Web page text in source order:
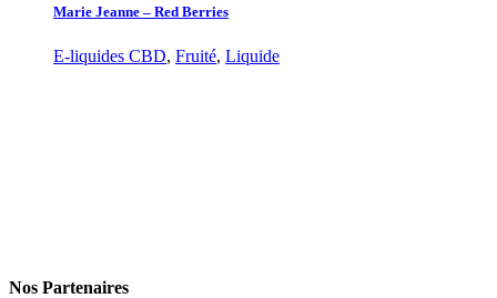
Marie Jeanne – Red Berries
E-liquides CBD, Fruité, Liquide
Nos Partenaires